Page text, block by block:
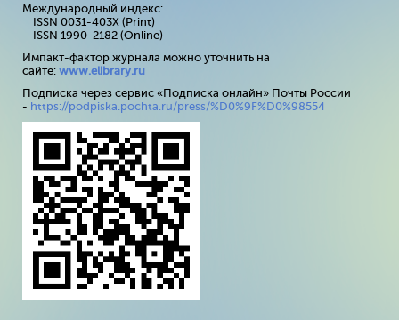
Международный индекс:
ISSN 0031-403X (Print)
ISSN 1990-2182 (Online)
Импакт-фактор журнала можно уточнить на
сайте: www.elibrary.ru
Подписка через сервис «Подписка онлайн» Почты России
- https://podpiska.pochta.ru/press/%D0%9F%D0%98554